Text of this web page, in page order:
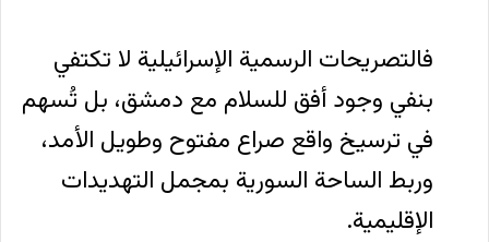
فالتصريحات الرسمية الإسرائيلية لا تكتفي
بنفي وجود أفق للسلام مع دمشق، بل تُسهم
في ترسيخ واقع صراع مفتوح وطويل الأمد،
وربط الساحة السورية بمجمل التهديدات
الإقليمية.